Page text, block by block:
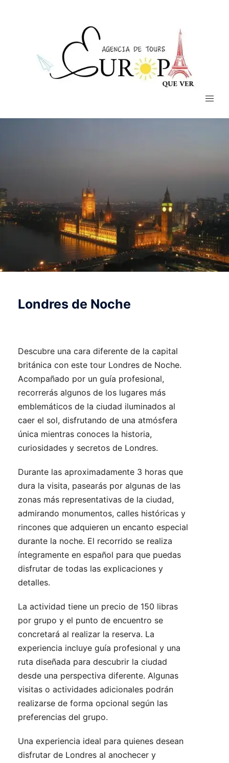
Londres de Noche
Descubre una cara diferente de la capital
británica con este tour Londres de Noche.
Acompañado por un guía profesional,
recorrerás algunos de los lugares más
emblemáticos de la ciudad iluminados al
caer el sol, disfrutando de una atmósfera
única mientras conoces la historia,
curiosidades y secretos de Londres.
Durante las aproximadamente 3 horas que
dura la visita, pasearás por algunas de las
zonas más representativas de la ciudad,
admirando monumentos, calles históricas y
rincones que adquieren un encanto especial
durante la noche. El recorrido se realiza
íntegramente en español para que puedas
disfrutar de todas las explicaciones y
detalles.
La actividad tiene un precio de 150 libras
por grupo y el punto de encuentro se
concretará al realizar la reserva. La
experiencia incluye guía profesional y una
ruta diseñada para descubrir la ciudad
desde una perspectiva diferente. Algunas
visitas o actividades adicionales podrán
realizarse de forma opcional según las
preferencias del grupo.
Una experiencia ideal para quienes desean
disfrutar de Londres al anochecer y